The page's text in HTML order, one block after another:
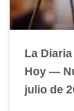
La
Hoy —
julio de